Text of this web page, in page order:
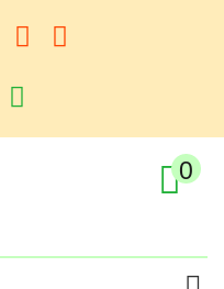
0